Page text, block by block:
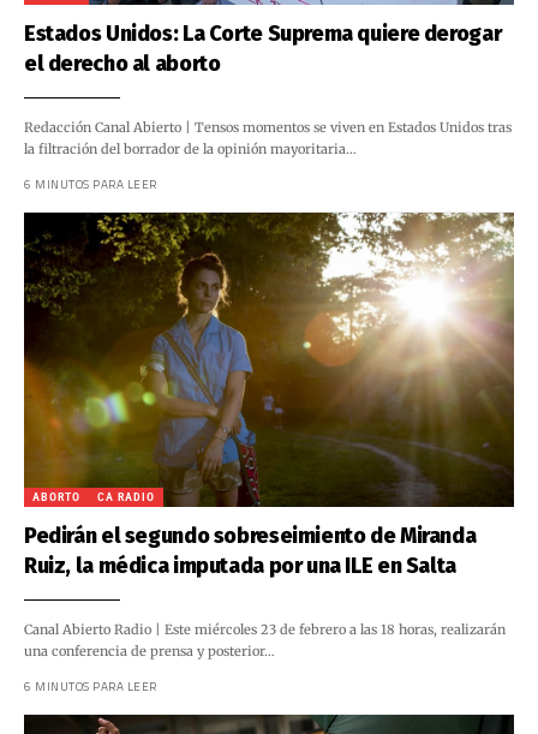
Estados Unidos: La Corte Suprema quiere derogar
el derecho al aborto
Redacción Canal Abierto | Tensos momentos se viven en Estados Unidos tras
la filtración del borrador de la opinión mayoritaria…
6 MINUTOS PARA LEER
ABORTO CA RADIO
Pedirán el segundo sobreseimiento de Miranda
Ruiz, la médica imputada por una ILE en Salta
Canal Abierto Radio | Este miércoles 23 de febrero a las 18 horas, realizarán
una conferencia de prensa y posterior…
6 MINUTOS PARA LEER